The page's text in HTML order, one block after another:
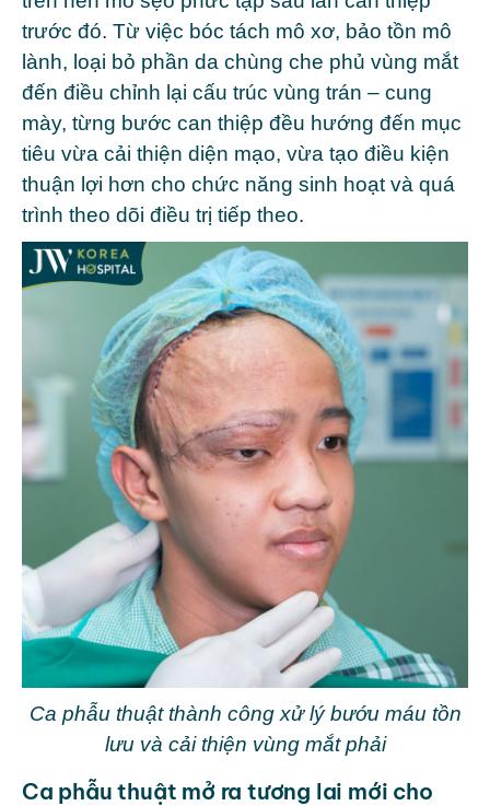
trước đó. Từ việc bóc tách mô xơ, bảo tồn mô
lành, loại bỏ phần da chùng che phủ vùng mắt
đến điều chỉnh lại cấu trúc vùng trán – cung
mày, từng bước can thiệp đều hướng đến mục
tiêu vừa cải thiện diện mạo, vừa tạo điều kiện
thuận lợi hơn cho chức năng sinh hoạt và quá
trình theo dõi điều trị tiếp theo.
Ca phẫu thuật thành công xử lý bướu máu tồn
lưu và cải thiện vùng mắt phải
Ca phẫu thuật mở ra tương lai mới cho